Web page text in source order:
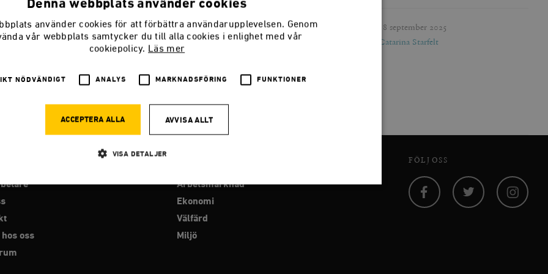
kulturkanon eller en Läsebok för
försökte göra för mycket.
8 september 2025
Catarina Starfelt
oss
Arbetsmarknad
Ekonomi
Välfärd
Miljö
FÖLJ OSS
Denna webbplats använder cookies
använder cookies för att förbättra användarupplevelsen. Genom
vår webbplats samtycker du till alla cookies i enlighet med vår
cookiepolicy. Läs mer
NÖDVÄNDIGT ANALYS MARKNADSFÖRING FUNKTIONER
ACCEPTERA ALLA AVVISA ALLT
VISA DETALJER
Marknadsföring Funktioner
kärnwebbplatsfunktioner som användarinloggning och kontohantering. Webbplatsen kan inte användas ordentligt